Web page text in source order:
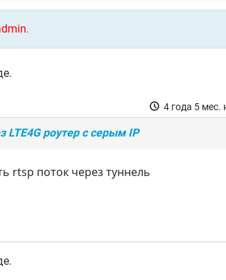
.
4 года 5 мес.
роутер с серым IP
rtsp поток через туннель